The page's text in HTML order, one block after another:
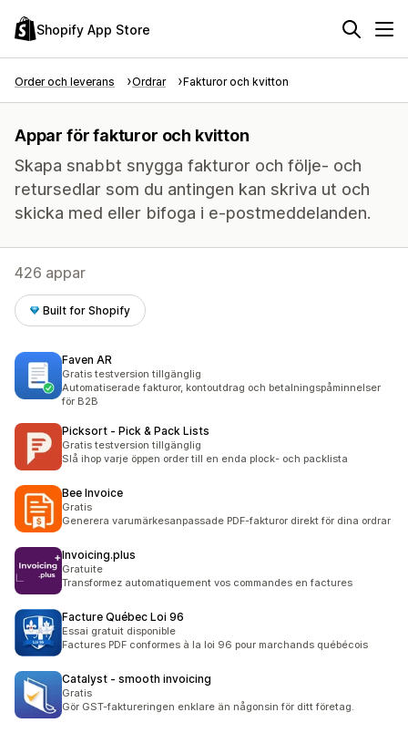
Shopify App Store
Order och leverans Ordrar Fakturor och kvitton
Appar för fakturor och kvitton
Skapa snabbt snygga fakturor och följe- och
retursedlar som du antingen kan skriva ut och
skicka med eller bifoga i e-postmeddelanden.
426 appar
Built for Shopify
Faven AR
Gratis testversion tillgänglig
Automatiserade fakturor, kontoutdrag och betalningspåminnelser
för B2B
Picksort ‑ Pick & Pack Lists
Gratis testversion tillgänglig
Slå ihop varje öppen order till en enda plock- och packlista
Bee Invoice
Gratis
Generera varumärkesanpassade PDF-fakturor direkt för dina ordrar
Invoicing.plus
Gratuite
Transformez automatiquement vos commandes en factures
Facture Québec Loi 96
Essai gratuit disponible
Factures PDF conformes à la loi 96 pour marchands québécois
Catalyst ‑ smooth invoicing
Gratis
Gör GST-faktureringen enklare än någonsin för ditt företag.